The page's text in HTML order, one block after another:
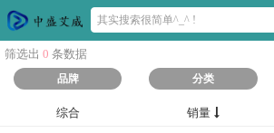
筛选出 0 条数据
品牌 分类
综合 销量